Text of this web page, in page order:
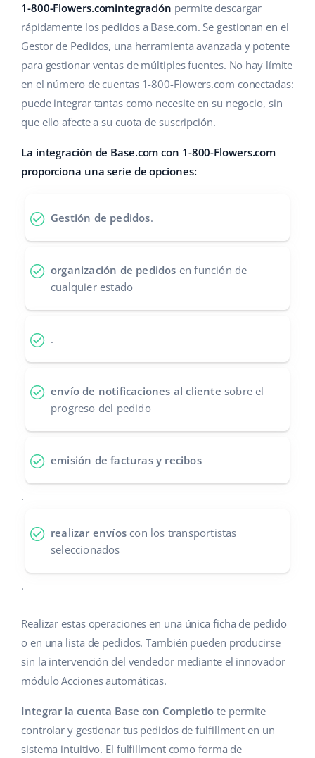
Gestión de envíos
Base Connect
IA para e-commerce
Hogar y jardinería
Productos infantiles
Electrónica
Piezas de automóviles
Salud y belleza
Ayuda
Base Academy
Blog
Servicios
Implementación de sistemas
Auditoría de cuentas
Calculadora de beneficios
Contáctanos
english (US)
english (GB)
english (IN)
čeština
Ελληνικά
español (MX)
Français
中文
1-800-Flowers.comintegración permite descargar
rápidamente los pedidos a Base.com. Se gestionan en el
Gestor de Pedidos, una herramienta avanzada y potente
para gestionar ventas de múltiples fuentes. No hay límite
en el número de cuentas 1-800-Flowers.com conectadas:
puede integrar tantas como necesite en su negocio, sin
que ello afecte a su cuota de suscripción.
La integración de Base.com con 1-800-Flowers.com
proporciona una serie de opciones:
Gestión de pedidos.
organización de pedidos en función de
cualquier estado
.
envío de notificaciones al cliente sobre el
progreso del pedido
emisión de facturas y recibos
.
realizar envíos con los transportistas
seleccionados
.
Realizar estas operaciones en una única ficha de pedido
o en una lista de pedidos. También pueden producirse
sin la intervención del vendedor mediante el innovador
módulo Acciones automáticas.
Integrar la cuenta Base con Completio te permite
controlar y gestionar tus pedidos de fulfillment en un
sistema intuitivo. El fulfillment como forma de